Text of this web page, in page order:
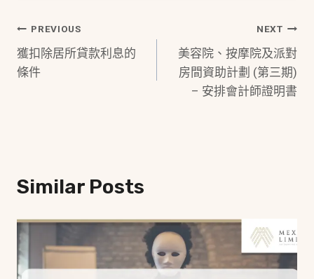
Post
Navigation
PREVIOUS
獲扣除居所貸款利息的
條件
NEXT
美容院、按摩院及派對
房間資助計劃 (第三期)
– 安排會計師證明書
Similar Posts